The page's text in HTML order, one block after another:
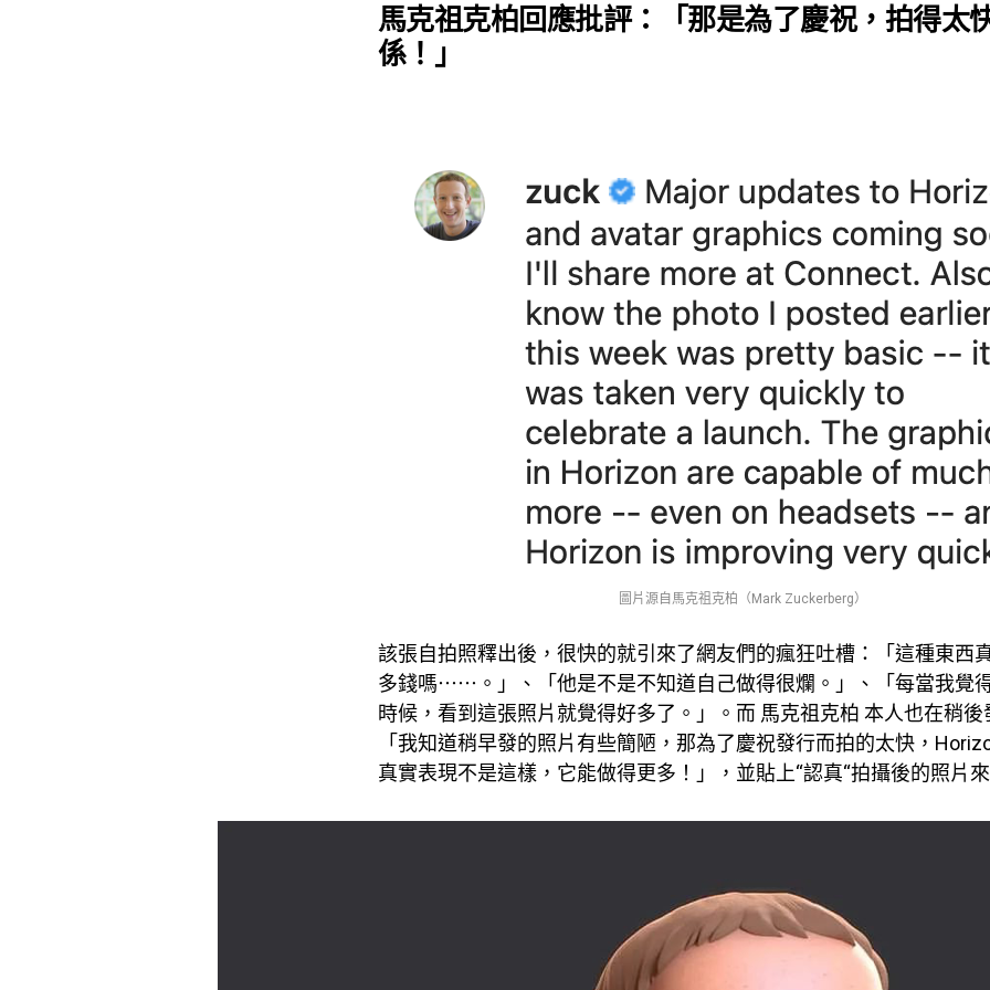
馬克祖克柏回應批評：「那是為了慶祝，拍得太
係！」
圖片源自馬克祖克柏（Mark Zuckerberg）
該張自拍照釋出後，很快的就引來了網友們的瘋狂吐槽：「這種東西
多錢嗎⋯⋯。」、「他是不是不知道自己做得很爛。」、「每當我覺
時候，看到這張照片就覺得好多了。」。而 馬克祖克柏 本人也在稍後
「我知道稍早發的照片有些簡陋，那為了慶祝發行而拍的太快，
真實表現不是這樣，它能做得更多！」，並貼上“認真“拍攝後的照片